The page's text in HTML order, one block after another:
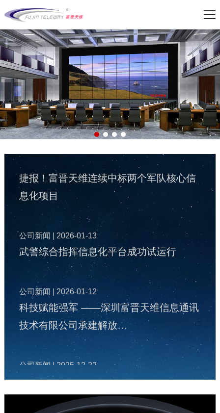
公司新闻| 2026-05-21
军队资产管理变革：从“静态账本”到“动态
战力”
捷报！富晋天维连续中标两个军队核心信
息化项目
| 2026-01-13
武警综合指挥信息化平台成功试运行
| 2026-01-12
科技赋能强军 ——深圳富晋天维信息通讯
技术有限公司承建解放…
| 2025-12-22
富晋天维公司承建某地智慧国防动员（人